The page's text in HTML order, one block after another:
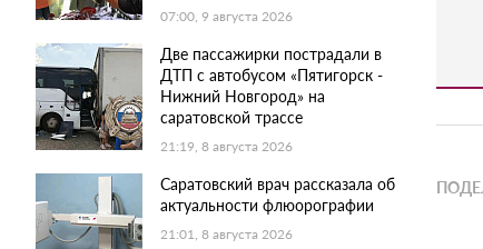
07:00, 9 августа 2026
Две пассажирки пострадали в
ДТП с автобусом «Пятигорск -
Нижний Новгород» на
саратовской трассе
21:19, 8 августа 2026
Саратовский врач рассказала об
актуальности флюорографии
21:01, 8 августа 2026